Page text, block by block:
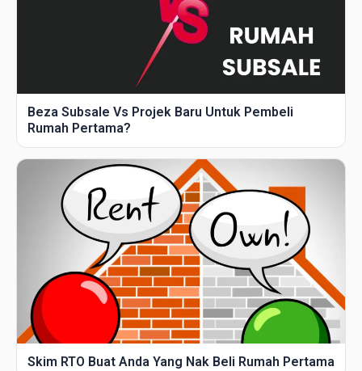
Beza Subsale Vs Projek Baru Untuk Pembeli
Rumah Pertama?
Skim RTO Buat Anda Yang Nak Beli Rumah Pertama